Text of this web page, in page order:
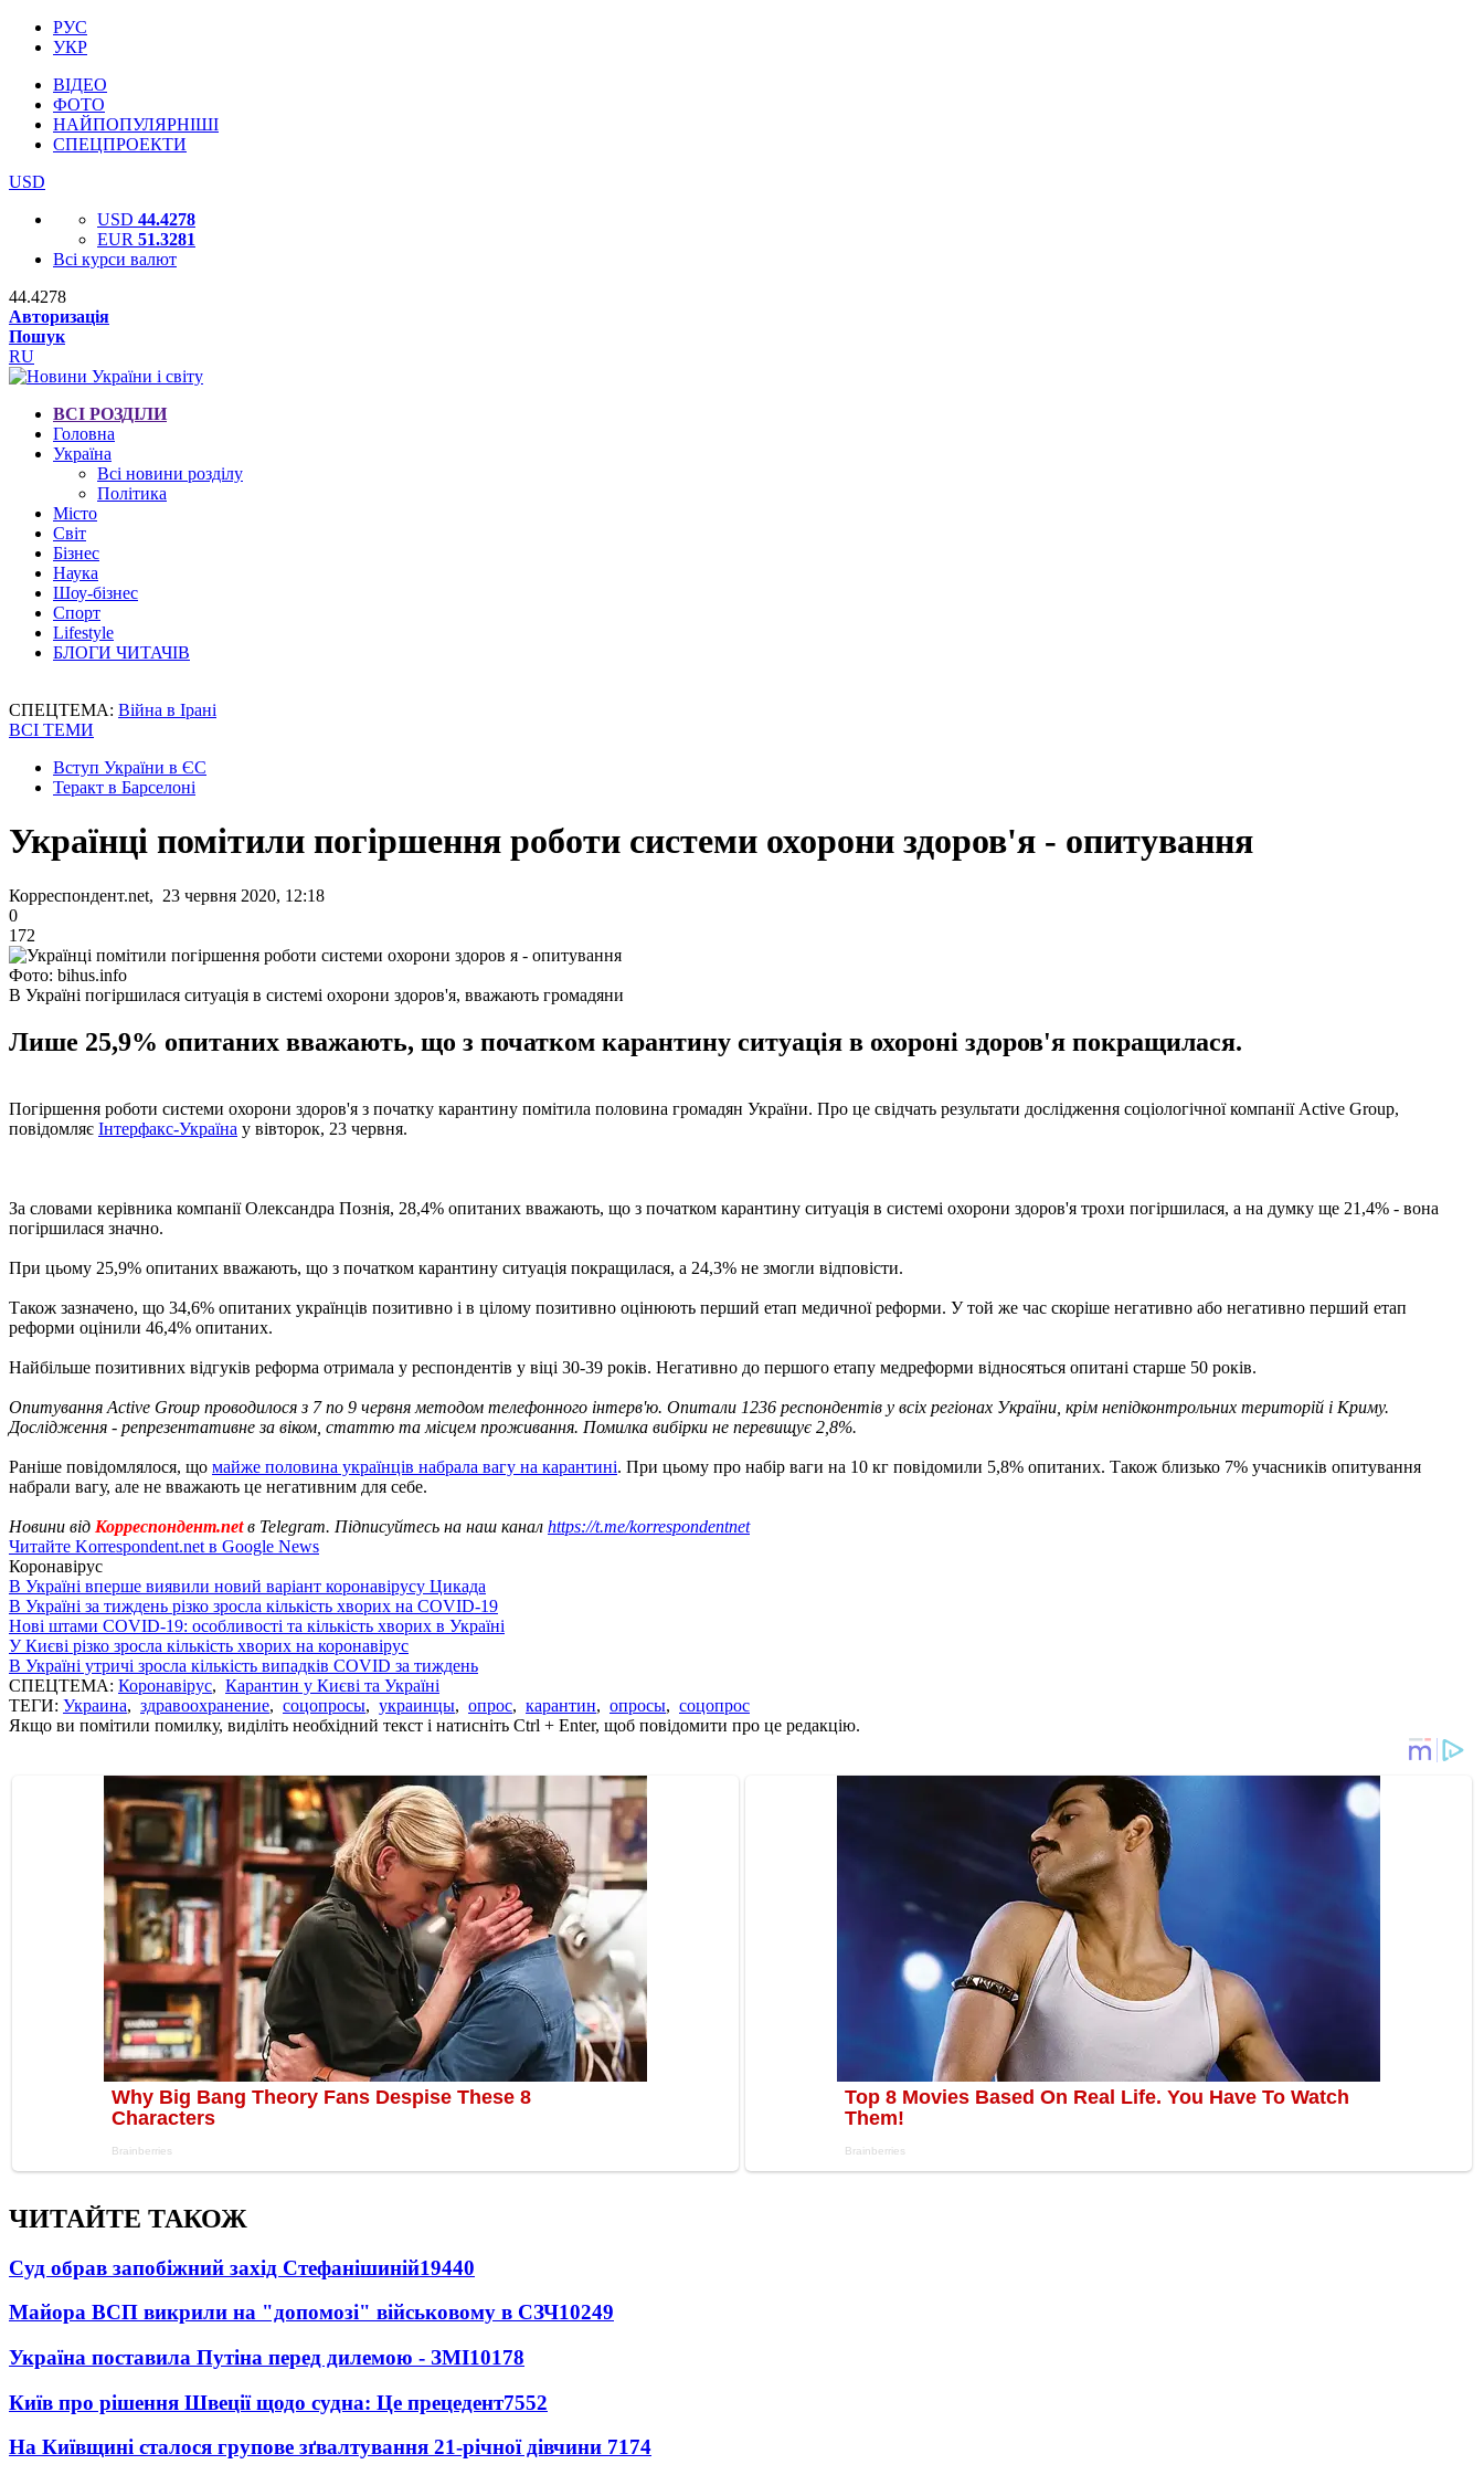
РУС
УКР
ВІДЕО
ФОТО
НАЙПОПУЛЯРНІШІ
СПЕЦПРОЕКТИ
USD
USD 44.4278
EUR 51.3281
Всі курси валют
44.4278
Авторизація
Пошук
RU
ВСІ РОЗДІЛИ
Головна
Україна
Всі новини розділу
Політика
Місто
Світ
Бізнес
Наука
Шоу-бізнес
Спорт
Lifestyle
БЛОГИ ЧИТАЧІВ
СПЕЦТЕМА: Війна в Ірані
ВСІ ТЕМИ
Вступ України в ЄС
Теракт в Барселоні
Українці помітили погіршення роботи системи охорони здоров'я - опитування
Корреспондент.net, 23 червня 2020, 12:18
0
172
Фото: bihus.info
В Україні погіршилася ситуація в системі охорони здоров'я, вважають громадяни
Лише 25,9% опитаних вважають, що з початком карантину ситуація в охороні здоров'я покращилася.
Погіршення роботи системи охорони здоров'я з початку карантину помітила половина громадян України. Про це свідчать результати дослідження соціологічної компанії Active Group,
повідомляє Інтерфакс-Україна у вівторок, 23 червня.
За словами керівника компанії Олександра Познія, 28,4% опитаних вважають, що з початком карантину ситуація в системі охорони здоров'я трохи погіршилася, а на думку ще 21,4% - вона
погіршилася значно.
При цьому 25,9% опитаних вважають, що з початком карантину ситуація покращилася, а 24,3% не змогли відповісти.
Також зазначено, що 34,6% опитаних українців позитивно і в цілому позитивно оцінюють перший етап медичної реформи. У той же час скоріше негативно або негативно перший етап
реформи оцінили 46,4% опитаних.
Найбільше позитивних відгуків реформа отримала у респондентів у віці 30-39 років. Негативно до першого етапу медреформи відносяться опитані старше 50 років.
Опитування Active Group проводилося з 7 по 9 червня методом телефонного інтерв'ю. Опитали 1236 респондентів у всіх регіонах України, крім непідконтрольних територій і Криму.
Дослідження - репрезентативне за віком, статтю та місцем проживання. Помилка вибірки не перевищує 2,8%.
Раніше повідомлялося, що майже половина українців набрала вагу на карантині. При цьому про набір ваги на 10 кг повідомили 5,8% опитаних. Також близько 7% учасників опитування
набрали вагу, але не вважають це негативним для себе.
Новини від Корреспондент.netв Telegram. Підписуйтесь на наш канал https://t.me/korrespondentnet
Читайте Korrespondent.net в Google News
Коронавірус
В Україні вперше виявили новий варіант коронавірусу Цикада
В Україні за тиждень різко зросла кількість хворих на COVID-19
Нові штами COVID-19: особливості та кількість хворих в Україні
У Києві різко зросла кількість хворих на коронавірус
В Україні утричі зросла кількість випадків COVID за тиждень
СПЕЦТЕМА: Коронавірус, Карантин у Києві та Україні
ТЕГИ: Украина, здравоохранение, соцопросы, украинцы, опрос, карантин, опросы, соцопрос
Якщо ви помітили помилку, виділіть необхідний текст і натисніть Ctrl + Enter, щоб повідомити про це редакцію.
ЧИТАЙТЕ ТАКОЖ
Суд обрав запобіжний захід Стефанішиній19440
Майора ВСП викрили на "допомозі" військовому в СЗЧ10249
Україна поставила Путіна перед дилемою - ЗМІ10178
Київ про рішення Швеції щодо судна: Це прецедент7552
На Київщині сталося групове зґвалтування 21-річної дівчини 7174